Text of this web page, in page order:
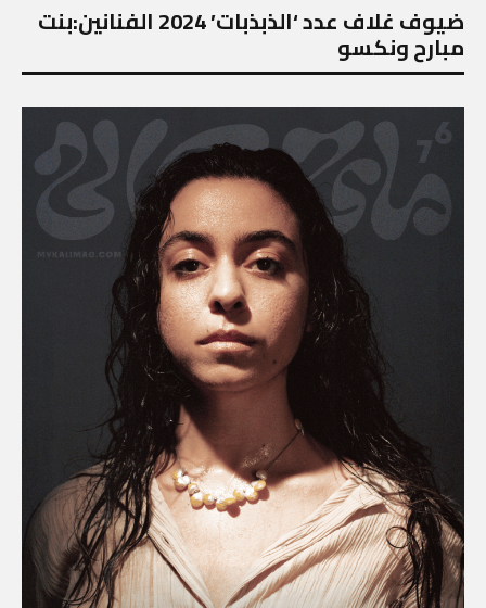
ضيوف غلاف عدد ‘الذبذبات’ 2024 الفنانين:بنت
مبارح ونكسو